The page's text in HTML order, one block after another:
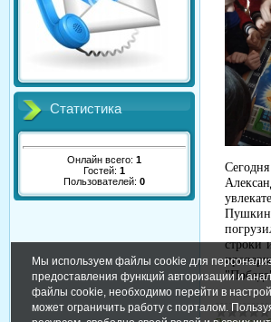
Статистика
Онлайн всего: 1
Гостей: 1
Пользователей: 0
строки
Мы используем файлы cookie для
предоставления функций авторизации и
файлы cookie, необходимо перейти в
может ограничить работу с порталом.